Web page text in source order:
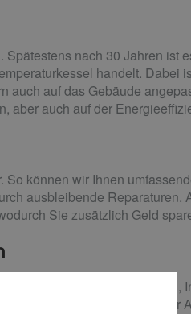
nach 30 Jahren ist
handelt. Dabei
auch auf das Gebäude
aber auch auf der
können wir Ihnen
ausbleibende Reparaturen.
Sie zusätzlich Geld
wir übernehmen Lieferung,
Ausführung aller